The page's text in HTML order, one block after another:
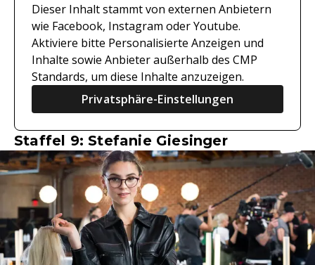
Dieser Inhalt stammt von externen Anbietern
wie Facebook, Instagram oder Youtube.
Aktiviere bitte Personalisierte Anzeigen und
Inhalte sowie Anbieter außerhalb des CMP
Standards, um diese Inhalte anzuzeigen.
Privatsphäre-Einstellungen
Staffel 9: Stefanie Giesinger